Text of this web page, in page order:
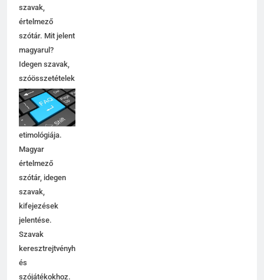
szavak,
értelmező
szótár. Mit jelent
magyarul?
Idegen szavak,
szóösszetételek
jelentése,
magyarázata,
használata,
etimológiája.
Magyar
értelmező
szótár, idegen
szavak,
kifejezések
jelentése.
Szavak
keresztrejtvényhez
és
szójátékokhoz.